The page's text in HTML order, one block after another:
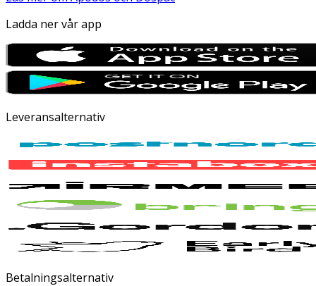
Ladda ner vår app
Leveransalternativ
Betalningsalternativ